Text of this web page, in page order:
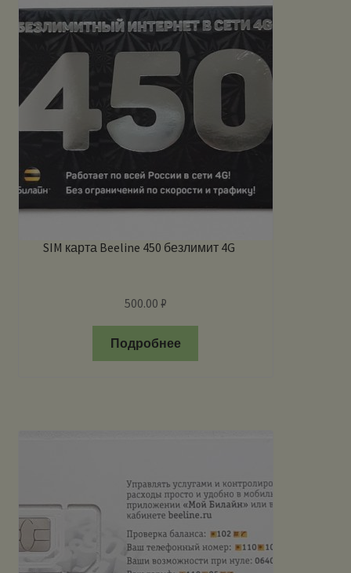
SIM карта Beeline 450 безлимит 4G
500.00 ₽
Подробнее